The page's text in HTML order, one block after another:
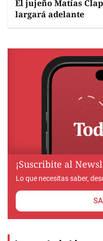
El jujeño Matías
largará adelante
¡Suscribite al
Lo que necesitas saber,